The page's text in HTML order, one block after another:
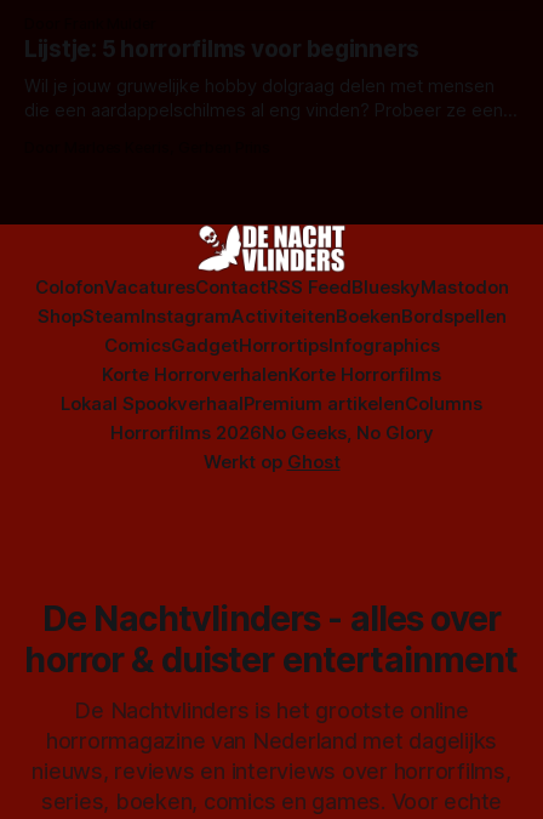
Amsterdamned of The Johnsons. Maar Nederlandse horror
is niet beperkt tot films. Hier een aantal Nederlandse tv-
series uit het duistere of horrorgenre. Als
Lijstje: 5 horrorfilms voor beginners
Wil je jouw gruwelijke hobby dolgraag delen met mensen
die een aardappelschilmes al eng vinden? Probeer ze eens
ColofonVacaturesContactRSS FeedBlueskyMastodon
ShopSteamInstagramActiviteitenBoekenBordspellen
ComicsGadgetHorrortipsInfographics
Korte HorrorverhalenKorte Horrorfilms
Lokaal SpookverhaalPremium artikelenColumns
Horrorfilms 2026No Geeks, No Glory
Werkt op Ghost
De Nachtvlinders - alles over
horror & duister entertainment
De Nachtvlinders is het grootste online
horrormagazine van Nederland met dagelijks
nieuws, reviews en interviews over horrorfilms,
series, boeken, comics en games. Voor echte